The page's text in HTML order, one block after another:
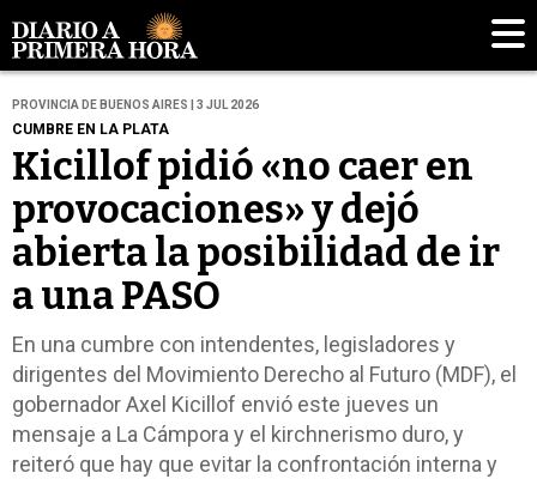
PROVINCIA DE BUENOS AIRES | 3 JUL 2026
CUMBRE EN LA PLATA
Kicillof pidió «no caer en
provocaciones» y dejó
abierta la posibilidad de ir
a una PASO
En una cumbre con intendentes, legisladores y
dirigentes del Movimiento Derecho al Futuro (MDF), el
gobernador Axel Kicillof envió este jueves un
mensaje a La Cámpora y el kirchnerismo duro, y
reiteró que hay que evitar la confrontación interna y